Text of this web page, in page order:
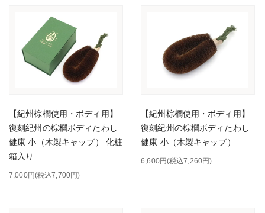
【紀州棕櫚使用・ボディ用】
復刻紀州の棕櫚ボディたわし
健康 小（木製キャップ） 化粧
箱入り
7,000円(税込7,700円)
【紀州棕櫚使用・ボディ用】
復刻紀州の棕櫚ボディたわし
健康 小（木製キャップ）
6,600円(税込7,260円)